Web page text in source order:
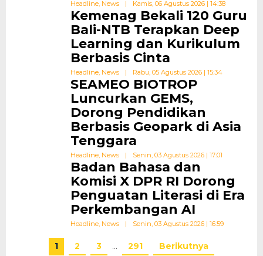
Headline News | Kamis, 06 Agustus 2026 | 14:38
Kemenag Bekali 120 Guru
Bali-NTB Terapkan Deep
Learning dan Kurikulum
Berbasis Cinta
Headline News | Rabu, 05 Agustus 2026 | 15:34
SEAMEO BIOTROP
Luncurkan GEMS,
Dorong Pendidikan
Berbasis Geopark di Asia
Tenggara
Headline News | Senin, 03 Agustus 2026 | 17:01
Badan Bahasa dan
Komisi X DPR RI Dorong
Penguatan Literasi di Era
Perkembangan AI
Headline News | Senin, 03 Agustus 2026 | 16:59
1 2 3 … 291 Berikutnya